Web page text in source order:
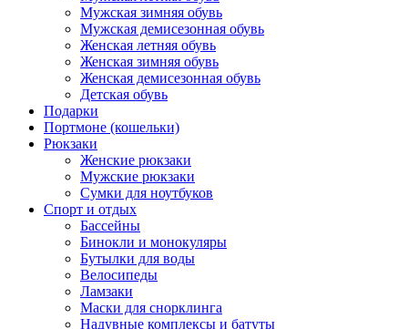
Мужская зимняя обувь
Мужская демисезонная обувь
Женская летняя обувь
Женская зимняя обувь
Женская демисезонная обувь
Детская обувь
Подарки
Портмоне (кошельки)
Рюкзаки
Женские рюкзаки
Мужские рюкзаки
Сумки для ноутбуков
Спорт и отдых
Бассейны
Бинокли и монокуляры
Бутылки для воды
Велосипеды
Ламзаки
Маски для снорклинга
Надувные комплексы и батуты